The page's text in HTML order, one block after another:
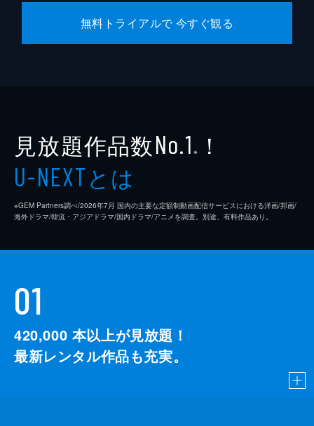
無料トライアルで 今すぐ観る
見放題作品数No.1 ※ ！
U-NEXTとは
※GEM Partners調べ/2026年7⽉ 国内の主要な定額制動画配信サービスにおける洋画/邦画/
海外ドラマ/韓流・アジアドラマ/国内ドラマ/アニメを調査。別途、有料作品あり。
01
420,000 本以上が見放題！
最新レンタル作品も充実。